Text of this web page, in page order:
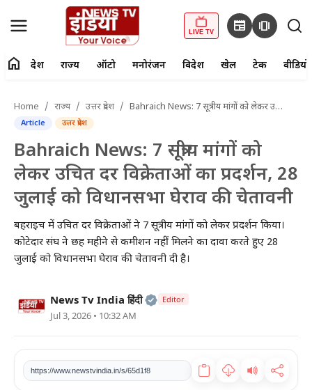
LIVE TV newspaper amp_stories
Home
देश
राज्य
ऑटो
मनोरंजन
विदेश
टेक
home देश राज्य ऑटो मनोरंजन विदेश खेल टेक वीडियो
Home राज्य उत्तर प्रदेश Bahraich News: 7 सूत्रीय मांगों को लेकर उचित दर विक्रेताओं का प्रदर्शन, 28 जुलाई को विधानसभा घेराव की चेतावनी
Article उत्तर प्रदेश
Bahraich News: 7 सूत्रीय मांगों को
लेकर उचित दर विक्रेताओं का प्रदर्शन, 28
जुलाई को विधानसभा घेराव की चेतावनी
बहराइच में उचित दर विक्रेताओं ने 7 सूत्रीय मांगों को लेकर प्रदर्शन किया।
कोटेदार संघ ने छह महीने से कमीशन नहीं मिलने का दावा करते हुए 28
जुलाई को विधानसभा घेराव की चेतावनी दी है।
News Tv India हिंदी Official | Verified Expert • 27
Editor
Jul 3, 2026 • 10:32 AM
https://www.newstvindia.in/s/65d1f8